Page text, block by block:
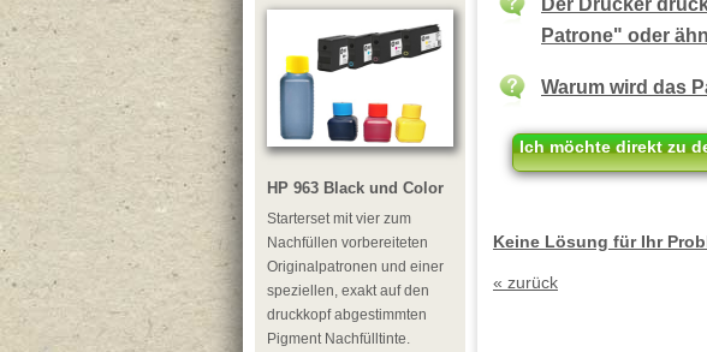
HP 963 Black und Color
Starterset mit vier zum
Nachfüllen vorbereiteten
Originalpatronen und einer
speziellen, exakt auf den
druckkopf abgestimmten
Pigment Nachfülltinte.
Patrone" oder
Warum wird das
Ich möchte direkt zu
Keine Lösung für Ihr
« zurück